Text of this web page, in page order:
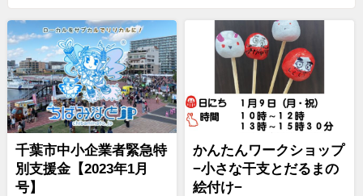
千葉市中小企業者緊急特
別支援金【2023年1月
号】
かんたんワークショップ
−小さな干支とだるまの
絵付け−